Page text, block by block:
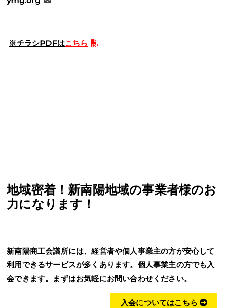
※チラシPDFはこちら
地域密着！新南陽地域の事業者様のお
力になります！
新南陽商工会議所には、経営者や個人事業主の方が安心して
利用できるサービスが多くあります。個人事業主の方でも入
会できます。まずはお気軽にお問い合わせください。
入会についてはこちら